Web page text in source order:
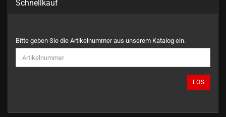
Schnellkauf
BITTE
GEBEN
SIE
DIE
EIN.
Bitte geben Sie die Artikelnummer aus unserem Katalog ein.
LOS